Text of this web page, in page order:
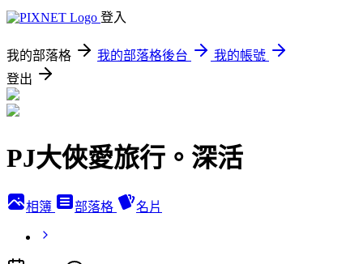
登入
我的部落格 我的部落格後台
我的帳號
登出
PJ大俠愛旅行。深活
相簿 部落格 名片